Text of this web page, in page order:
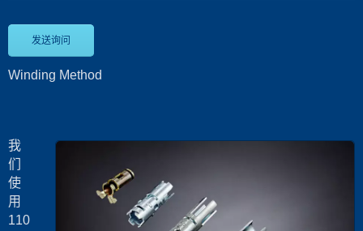
发送询问
Winding Method
我
们
使
用
110